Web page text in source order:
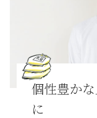
個性豊か
に